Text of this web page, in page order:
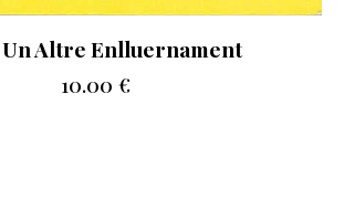
Altre Enlluernament
10.00 €